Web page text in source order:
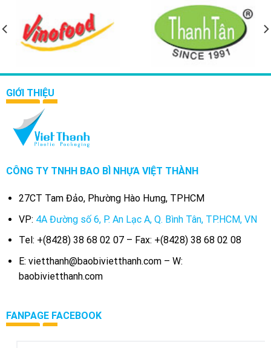
GIỚI THIỆU
CÔNG TY TNHH BAO BÌ NHỰA VIỆT THÀNH
27CT Tam Đảo, Phường Hào Hưng, TPHCM
VP: 4A Đường số 6, P. An Lạc A, Q. Bình Tân, TP.HCM, VN
Tel: +(8428) 38 68 02 07 – Fax: +(8428) 38 68 02 08
E: vietthanh@baobivietthanh.com – W:
baobivietthanh.com
FANPAGE FACEBOOK